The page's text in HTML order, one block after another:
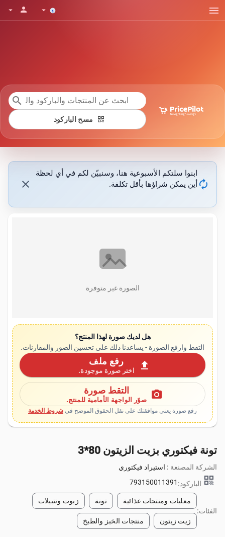
menu
arrow_drop_down
person
arrow_drop_down
search
qr_code مسح الباركود
autorenew
ابنوا سلتكم الأسبوعية هنا، وسنبيّن لكم في أي لحظة
أين يمكن شراؤها بأقل تكلفة.
close
الصورة غير متوفرة
هل لديك صورة لهذا المنتج؟
التقط وارفع الصورة - يساعدنا ذلك على تحسين الصور والمقارنات.
upload رفع ملف
اختر صورة موجودة.
photo_camera التقط صورة
صوّر الواجهة الأمامية للمنتج.
رفع صورة يعني موافقتك على نقل الحقوق الموضح في شروط الخدمة
تونة فيكتوري بزيت الزيتون 80*3
الشركة المصنعة : استيراد فيكتوري
qr_code الباركود: 793150011391
الفئات:
معلبات ومنتجات غذائية تونة زيوت وتتبيلات
زيت زيتون منتجات الخبز والطبخ